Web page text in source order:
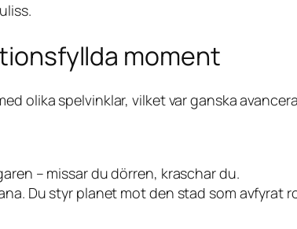
moment
olika spelvinklar, vilket var ganska
– missar du dörren, kraschar du.
Du styr planet mot den stad som avfyrat